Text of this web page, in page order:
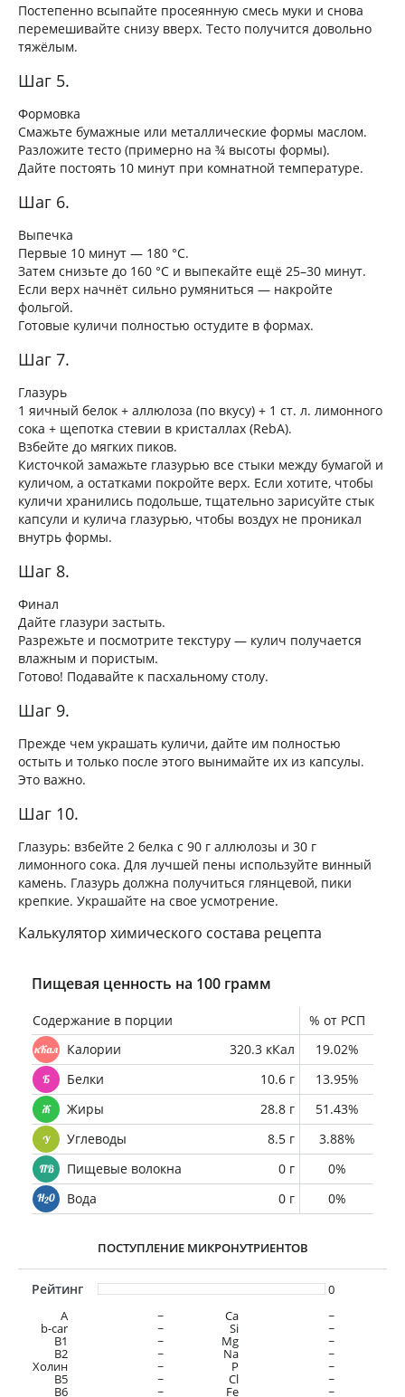
Постепенно всыпайте просеянную смесь муки и снова
перемешивайте снизу вверх. Тесто получится довольно
тяжёлым.
Шаг 5.
Формовка
Смажьте бумажные или металлические формы маслом.
Разложите тесто (примерно на ¾ высоты формы).
Дайте постоять 10 минут при комнатной температуре.
Шаг 6.
Выпечка
Первые 10 минут — 180 °C.
Затем снизьте до 160 °C и выпекайте ещё 25–30 минут.
Если верх начнёт сильно румяниться — накройте
фольгой.
Готовые куличи полностью остудите в формах.
Шаг 7.
Глазурь
1 яичный белок + аллюлоза (по вкусу) + 1 ст. л. лимонного
сока + щепотка стевии в кристаллах (RebA).
Взбейте до мягких пиков.
Кисточкой замажьте глазурью все стыки между бумагой и
куличом, а остатками покройте верх. Если хотите, чтобы
куличи хранились подольше, тщательно зарисуйте стык
капсули и кулича глазурью, чтобы воздух не проникал
внутрь формы.
Шаг 8.
Финал
Дайте глазури застыть.
Разрежьте и посмотрите текстуру — кулич получается
влажным и пористым.
Готово! Подавайте к пасхальному столу.
Шаг 9.
Прежде чем украшать куличи, дайте им полностью
остыть и только после этого вынимайте их из капсулы.
Это важно.
Шаг 10.
Глазурь: взбейте 2 белка с 90 г аллюлозы и 30 г
лимонного сока. Для лучшей пены используйте винный
камень. Глазурь должна получиться глянцевой, пики
крепкие. Украшайте на свое усмотрение.
Калькулятор химического состава рецепта
Пищевая ценность на 100 грамм
Содержание в порции
% от РСП
Калории
320.3 кКал
19.02%
Белки
10.6 г
13.95%
Жиры
28.8 г
51.43%
Углеводы
8.5 г
3.88%
Пищевые волокна
0 г
0%
Вода
0 г 0%
ПОСТУПЛЕНИЕ МИКРОНУТРИЕНТОВ
Рейтинг
0
A
~
b-car ~
В1 ~
B2 ~
Холин ~
B5 ~
B6 ~
Ca ~
Si ~
Mg ~
Na ~
P ~
Cl ~
Fe ~